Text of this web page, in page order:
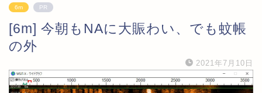
6m PR
[6m] 今朝もNAに大賑わい、でも蚊帳
の外
2021年7月10日